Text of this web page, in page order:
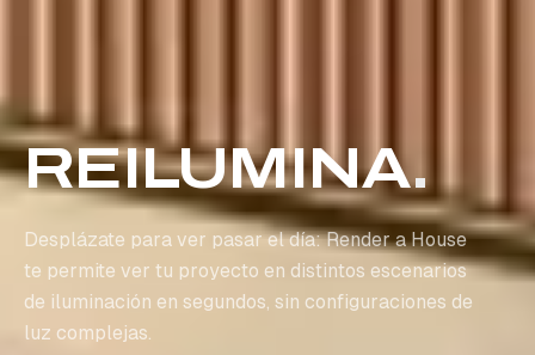
REILUMINA.
Desplázate para ver pasar el día: Render a House
te permite ver tu proyecto en distintos escenarios
de iluminación en segundos, sin configuraciones de
luz complejas.